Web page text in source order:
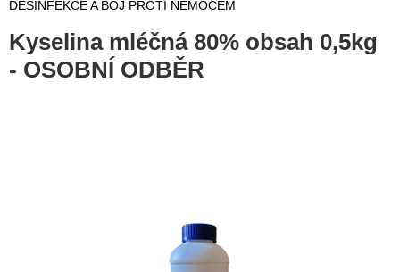
DESINFEKCE A BOJ PROTI NEMOCEM
Kyselina mléčná 80% obsah 0,5kg
- OSOBNÍ ODBĚR